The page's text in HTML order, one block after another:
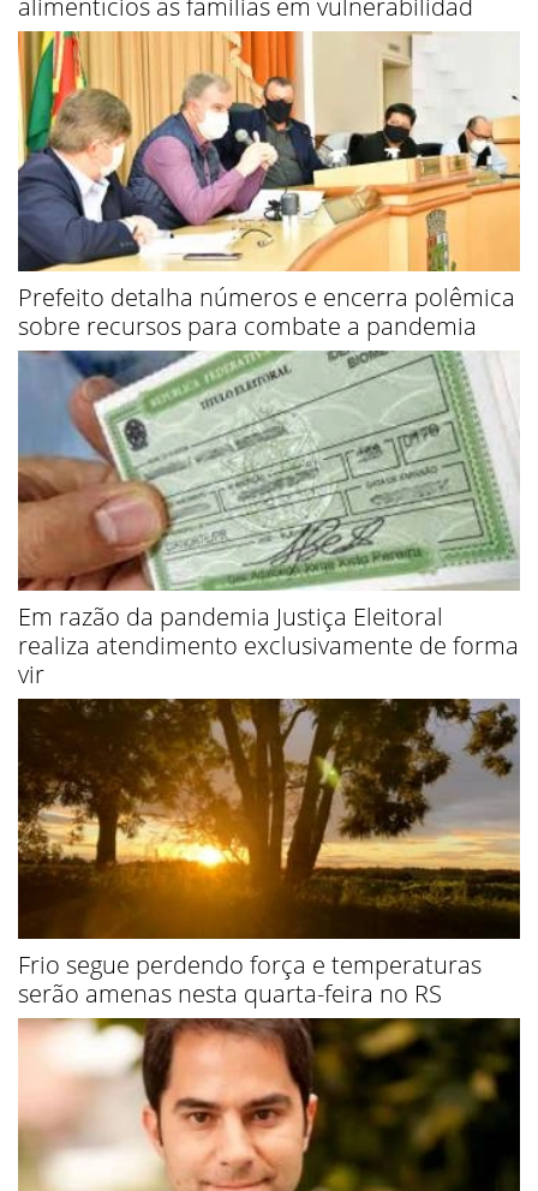
Prefeito detalha números e encerra polêmica
sobre recursos para combate a pandemia
Em razão da pandemia Justiça Eleitoral
realiza atendimento exclusivamente de forma
vir
Frio segue perdendo força e temperaturas
serão amenas nesta quarta-feira no RS